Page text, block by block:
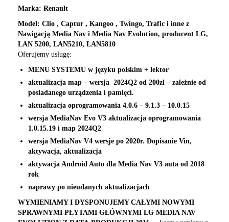
Marka: Renault
Model: Clio , Captur , Kangoo , Twingo, Trafic i inne z
Nawigacją Media Nav i Media Nav Evolution, producent LG,
LAN 5200, LAN5210, LAN5810
Oferujemy usługę:
MENU SYSTEMU w języku polskim + lektor
aktualizacja map – wersja 2024Q2 od 200zł – zależnie od
posiadanego urządzenia i pamięci.
aktualizacja oprogramowania 4.0.6 – 9.1.3 – 10.0.15
wersja MediaNav Evo V3 aktualizacja oprogramowania
1.0.15.19 i map 2024Q2
wersja MediaNav V4 wersje po 2020r. Dopisanie Vin,
aktywacja, aktualizacja
aktywacja Android Auto dla Media Nav V3 auta od 2018
rok
naprawy po nieudanych aktualizacjach
WYMIENIAMY I DYSPONUJEMY CAŁYMI NOWYMI
SPRAWNYMI PŁYTAMI GŁÓWNYMI LG MEDIA NAV